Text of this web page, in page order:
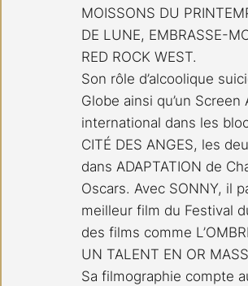
MOISSONS DU
DE LUNE, EMBRASSE-
RED ROCK WEST.
Son rôle d’alcoolique
Globe ainsi qu’un Screen
international dans les
CITÉ DES ANGES, les
dans ADAPTATION de
Oscars. Avec SONNY, il
meilleur film du Festival
des films comme
UN TALENT EN OR
Sa filmographie compte